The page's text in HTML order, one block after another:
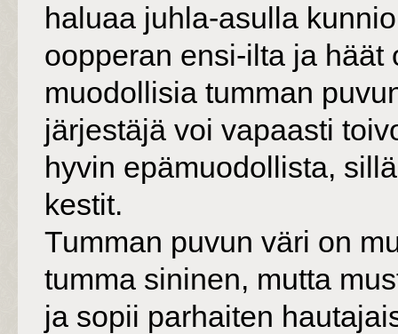
haluaa juhla-asulla
oopperan ensi-ilta ja
muodollisia tumman
järjestäjä voi vapaasti
hyvin epämuodollista,
kestit.
Tumman puvun väri on
tumma sininen, mutta
ja sopii parhaiten